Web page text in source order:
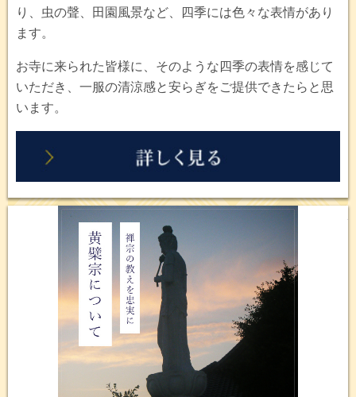
り、虫の聲、田園風景など、四季には色々な表情があり
ます。
お寺に来られた皆様に、そのような四季の表情を感じて
いただき、一服の清涼感と安らぎをご提供できたらと思
います。